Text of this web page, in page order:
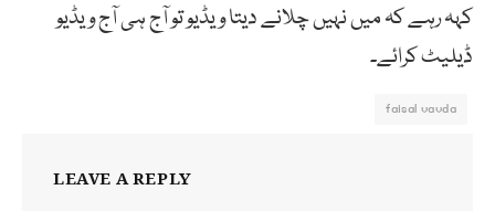
کہہ رہے کہ میں نہیں چلانے دیتا ویڈیو تو آج ہی آج ویڈیو
ڈیلیٹ کرائے۔
faisal vavda
LEAVE A REPLY